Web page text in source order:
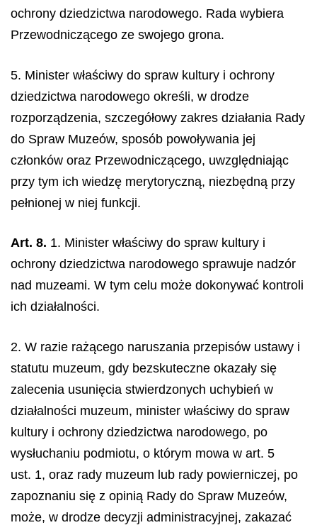
ochrony dziedzictwa narodowego. Rada wybiera
Przewodniczącego ze swojego grona.
5. Minister właściwy do spraw kultury i ochrony
dziedzictwa narodowego określi, w drodze
rozporządzenia, szczegółowy zakres działania Rady
do Spraw Muzeów, sposób powoływania jej
członków oraz Przewodniczącego, uwzględniając
przy tym ich wiedzę merytoryczną, niezbędną przy
pełnionej w niej funkcji.
Art. 8. 1. Minister właściwy do spraw kultury i
ochrony dziedzictwa narodowego sprawuje nadzór
nad muzeami. W tym celu może dokonywać kontroli
ich działalności.
2. W razie rażącego naruszania przepisów ustawy i
statutu muzeum, gdy bezskuteczne okazały się
zalecenia usunięcia stwierdzonych uchybień w
działalności muzeum, minister właściwy do spraw
kultury i ochrony dziedzictwa narodowego, po
wysłuchaniu podmiotu, o którym mowa w art. 5
ust. 1, oraz rady muzeum lub rady powierniczej, po
zapoznaniu się z opinią Rady do Spraw Muzeów,
może, w drodze decyzji administracyjnej, zakazać